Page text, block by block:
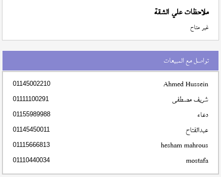
ملاحظات علي الشقة
غير متاح
تواصل مع المبيعات
Ahmed Hussein
01145002210
شريف مصطفى 01111100291
دعاء 01155989988
عبدالفتاح 01145450011
hesham mahrous
01115666813
mostafa
01110440034